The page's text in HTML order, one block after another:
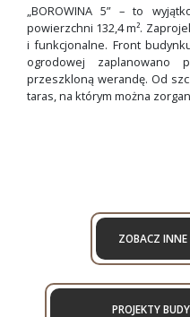
„BOROWINA 5” – to
powierzchni 132,4 m².
i funkcjonalne. Front
ogrodowej zaplanowano
przeszkloną werandę. Od
taras, na którym można
ZOBACZ INNE
PROJEKTY